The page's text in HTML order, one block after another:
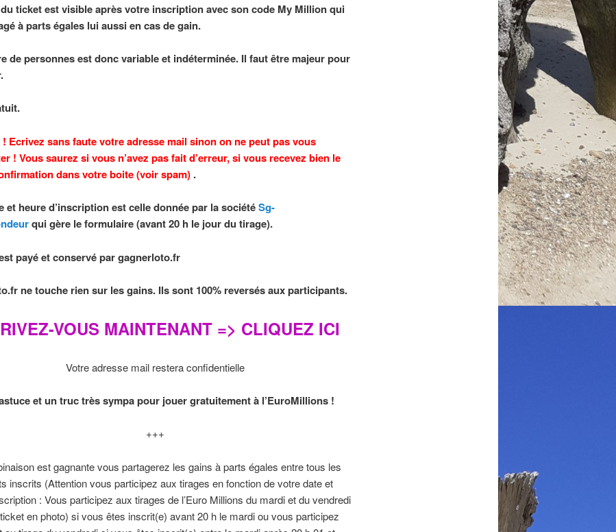
ticket est visible après votre inscription avec son code My Million qui
à parts égales lui aussi en cas de gain.
de personnes est donc variable et indéterminée. Il faut être majeur pour
Ecrivez sans faute votre adresse mail sinon on ne peut pas vous
! Vous saurez si vous n’avez pas fait d’erreur, si vous recevez bien le
dans votre boite (voir spam).
et heure d’inscription est celle donnée par la sociétéSg-
qui gère le formulaire (avant 20 h le jour du tirage).
payé et conservé par gagnerloto.fr
ne touche rien sur les gains. Ils sont 100% reversés aux participants.
VOUS MAINTENANT => CLIQUEZ ICI
Votre adresse mail restera confidentielle
et un truc très sympa pour jouer gratuitement à l’EuroMillions !
+++
est gagnante vous partagerez les gains à parts égales entre tous les
inscrits (Attention vous participez aux tirages en fonction de votre date et
: Vous participez aux tirages de l’Euro Millions du mardi et du vendredi
en photo) si vous êtes inscrit(e) avant 20 h le mardi ou vous participez